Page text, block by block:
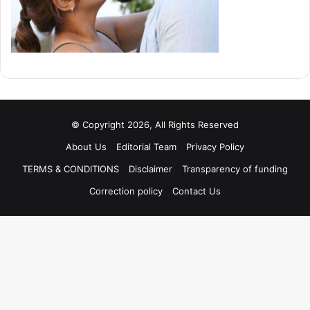
© Copyright 2026, All Rights Reserved
About Us
Editorial Team
Privacy Policy
TERMS & CONDITIONS
Disclaimer
Transparency of funding
Correction policy
Contact Us